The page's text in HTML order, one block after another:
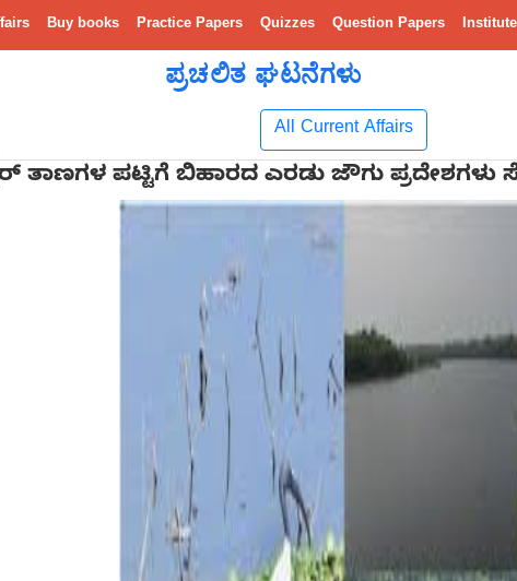
Buy books Practice Papers Quizzes Question Papers
ಪ್ರಚಲಿತ ಘಟನೆಗಳು
All Current Affairs
ತಾಣಗಳ ಪಟ್ಟಿಗೆ ಬಿಹಾರದ ಎರಡು ಜೌಗು ಪ್ರದೇಶಗಳು